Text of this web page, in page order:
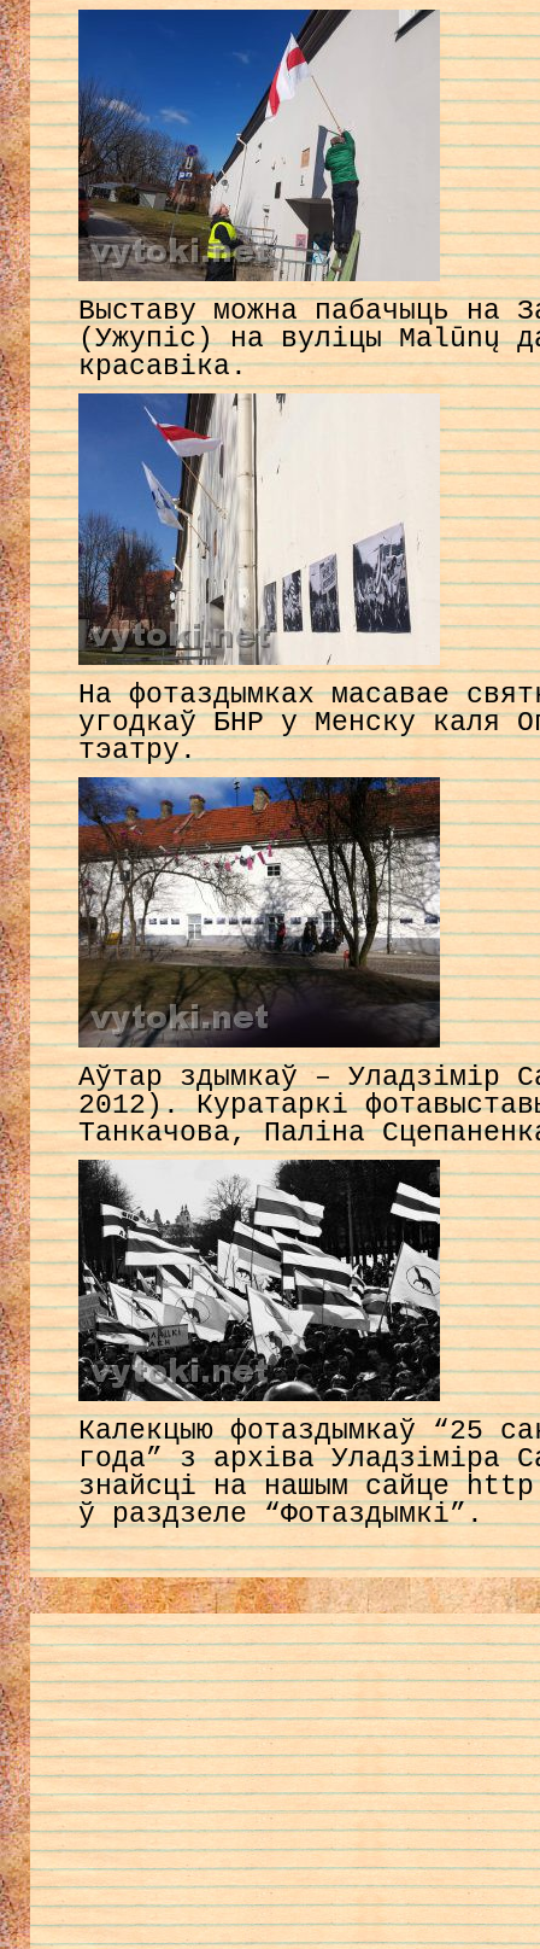
Выставу можна пабачыць на
(Ужупіс) на вуліцы Malūnų
красавіка.
На фотаздымках масавае
угодкаў БНР у Менску каля
тэатру.
Аўтар здымкаў – Уладзімір
2012). Куратаркі
Танкачова, Паліна
Калекцыю фотаздымкаў “25
года” з архіва Уладзіміра
знайсці на нашым сайце
ў раздзеле “Фотаздымкі”.